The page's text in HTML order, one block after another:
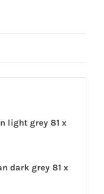
light grey 81 x
dark grey 81 x